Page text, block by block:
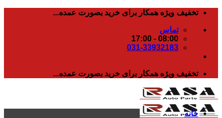
رفتن
محتوا
تخفیف ویژه همکار برای خرید بصورت عمده...
تماس
08:00 - 17:00
031-33932183
تخفیف ویژه همکار برای خرید بصورت عمده...
خانه